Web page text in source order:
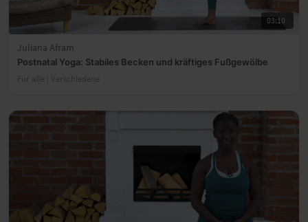
03:10
Juliana Afram
Postnatal Yoga: Stabiles Becken und kräftiges Fußgewölbe
Für alle | Verschiedene